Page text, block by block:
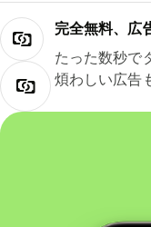
完全無料、広
たった数秒で
煩わしい広告